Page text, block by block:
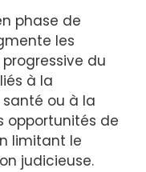
phase de
les
du
à la
ou à la
opportunités de
limitant le
judicieuse.